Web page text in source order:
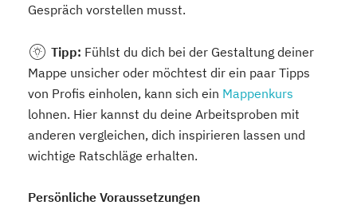
Gespräch vorstellen musst.
Tipp: Fühlst du dich bei der Gestaltung deiner
Mappe unsicher oder möchtest dir ein paar Tipps
von Profis einholen, kann sich ein Mappenkurs
lohnen. Hier kannst du deine Arbeitsproben mit
anderen vergleichen, dich inspirieren lassen und
wichtige Ratschläge erhalten.
Persönliche Voraussetzungen